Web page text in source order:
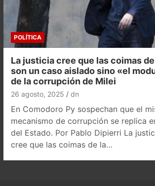
POLÍTICA
La justicia cree que las coimas
son un caso aislado sino «el
de la corrupción de Milei
26 agosto, 2025 dn
En Comodoro Py sospechan que el
mecanismo de corrupción se replica
del Estado. Por Pablo Dipierri La
cree que las coimas de la…